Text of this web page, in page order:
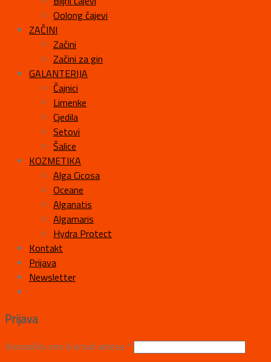
Oolong čajevi
ZAČINI
Začini
Začini za gin
GALANTERIJA
Čajnici
Limenke
Cjedila
Setovi
Šalice
KOZMETIKA
Alga Cicosa
Oceane
Alganatis
Algamaris
Hydra Protect
Kontakt
Prijava
Newsletter
Prijava
Korisničko ime ili email adresa *